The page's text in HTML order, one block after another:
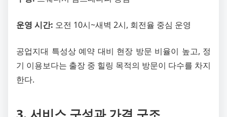
운영 시간: 오전 10시~새벽 2시, 회전율 중심 운영
공업지대 특성상 예약 대비 현장 방문 비율이 높고, 정
기 이용보다는 출장 중 힐링 목적의 방문이 다수를 차지
한다.